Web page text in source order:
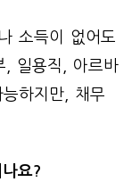
소득이 없어도
, 일용직, 아르바
하지만, 채무
요?